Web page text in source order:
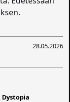
28.05.2026
Dystopia